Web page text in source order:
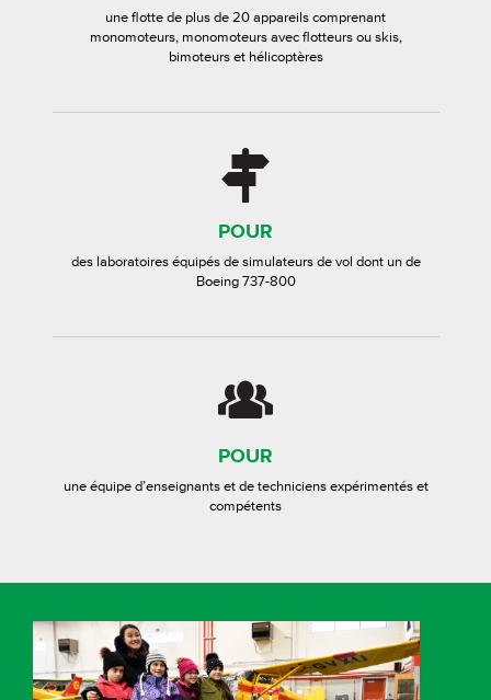
une flotte de plus de 20 appareils comprenant
monomoteurs, monomoteurs avec flotteurs ou skis,
bimoteurs et hélicoptères
POUR
des laboratoires équipés de simulateurs de vol dont un de
Boeing 737-800
POUR
une équipe d’enseignants et de techniciens expérimentés et
compétents